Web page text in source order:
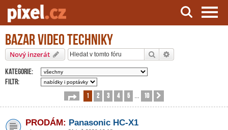
Server o natáčení a zpracování videa
Bazar video techniky
Nový inzerát Hledat
Kategorie:
Filtr:
Stránka 1z 10
1 2 3 4 5 10
PRODÁM: Panasonic HC-X1